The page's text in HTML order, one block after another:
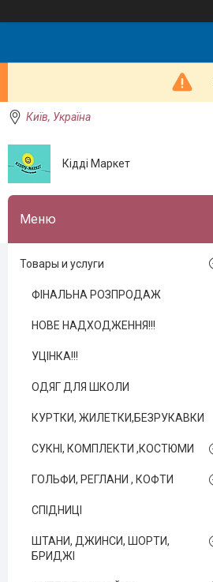
Київ, Україна
Кідді Маркет
Товары и услуги
ФІНАЛЬНА РОЗПРОДАЖ
НОВЕ НАДХОДЖЕННЯ!!!
УЦІНКА!!!
ОДЯГ ДЛЯ ШКОЛИ
КУРТКИ, ЖИЛЕТКИ,БЕЗРУКАВКИ
СУКНІ, КОМПЛЕКТИ ,КОСТЮМИ
ГОЛЬФИ, РЕГЛАНИ , КОФТИ
СПІДНИЦІ
ШТАНИ, ДЖИНСИ, ШОРТИ,
БРИДЖІ